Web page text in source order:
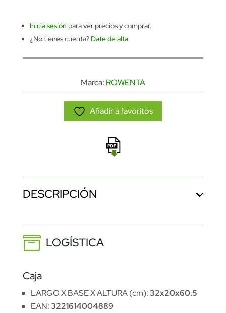
Inicia sesión para ver precios y comprar.
¿No tienes cuenta? Date de alta
Marca: ROWENTA
Añadir a favoritos
DESCRIPCIÓN
LOGÍSTICA
Caja
LARGO X BASE X ALTURA (cm):32x20x60.5
EAN:3221614004889